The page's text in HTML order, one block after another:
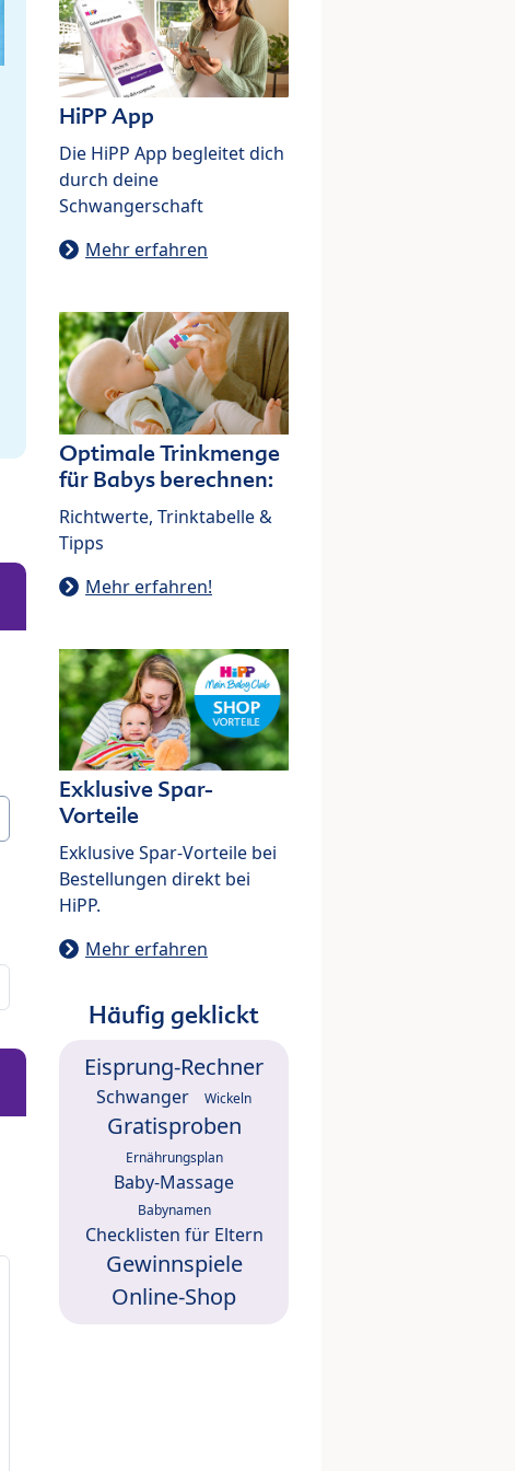
HiPP App
Die HiPP App begleitet dich
durch deine
Schwangerschaft
Mehr erfahren
Optimale Trinkmenge
für Babys berechnen:
Richtwerte, Trinktabelle &
Tipps
Mehr erfahren!
Exklusive Spar-
Vorteile
Exklusive Spar-Vorteile bei
Bestellungen direkt bei
HiPP.
Mehr erfahren
Häufig geklickt
Eisprung-Rechner
Schwanger Wickeln
Gratisproben
Ernährungsplan
Baby-Massage
Babynamen
Checklisten für Eltern
Gewinnspiele
Online-Shop